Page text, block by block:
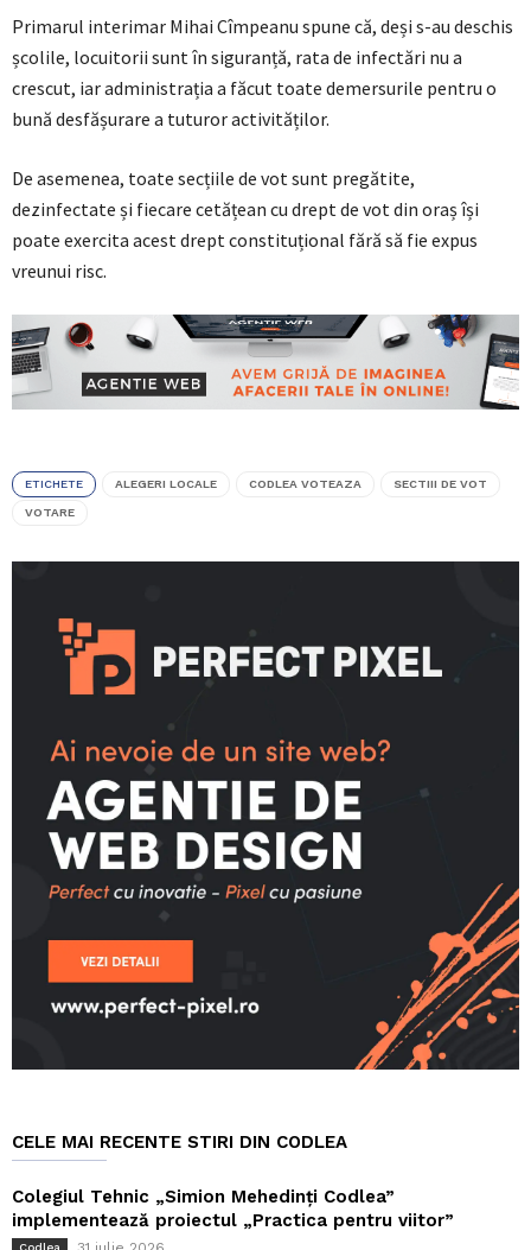
Primarul interimar Mihai Cîmpeanu spune că, deși s-au deschis
școlile, locuitorii sunt în siguranță, rata de infectări nu a
crescut, iar administrația a făcut toate demersurile pentru o
bună desfășurare a tuturor activităților.
De asemenea, toate secțiile de vot sunt pregătite,
dezinfectate și fiecare cetățean cu drept de vot din oraș își
poate exercita acest drept constituțional fără să fie expus
vreunui risc.
ETICHETE ALEGERI LOCALE CODLEA VOTEAZA SECTIII DE VOT
VOTARE
CELE MAI RECENTE STIRI DIN CODLEA
Colegiul Tehnic „Simion Mehedinți Codlea”
implementează proiectul „Practica pentru viitor”